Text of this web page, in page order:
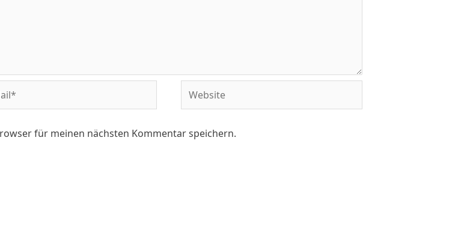
für meinen nächsten Kommentar speichern.